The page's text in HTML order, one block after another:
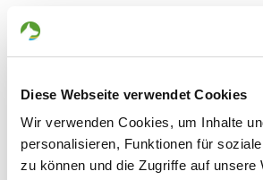
Diese Webseite verwendet Cookies
Wir verwenden Cookies, um Inhalte
personalisieren, Funktionen für
zu können und die Zugriffe auf unsere
OG - Filder, Sitz Stuttg.-
70567 Stuttgart
OG - Kusterdingen
Im Grossholz